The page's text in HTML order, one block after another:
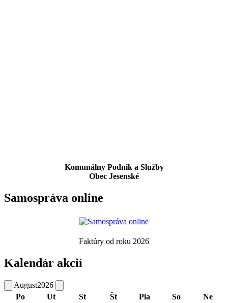
Komunálny Podnik a Služby
Obec Jesenské
Samospráva online
Faktúry od roku 2026
Kalendár akcií
August2026
Po
Ut St Št Pia So
Ne